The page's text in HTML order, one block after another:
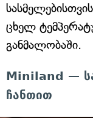
ცხელ
განმალობაში.
Miniland —
ჩანთით